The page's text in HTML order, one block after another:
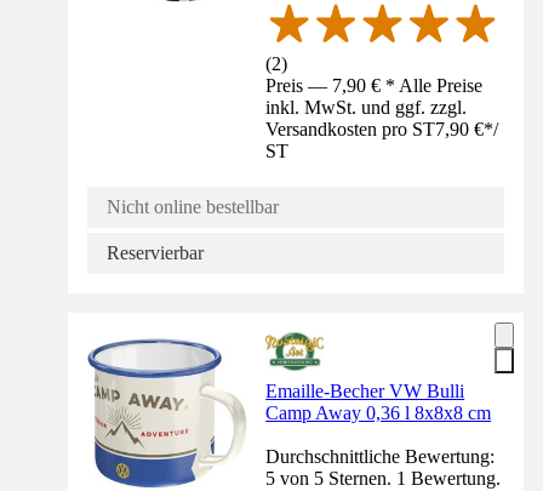
(2)
Preis — 7,90 € * Alle Preise
inkl. MwSt. und ggf. zzgl.
Versandkosten pro ST7,90 €*/
ST
Nicht online bestellbar
Reservierbar
Emaille-Becher VW Bulli
Camp Away 0,36 l 8x8x8 cm
Durchschnittliche Bewertung:
5 von 5 Sternen. 1 Bewertung.